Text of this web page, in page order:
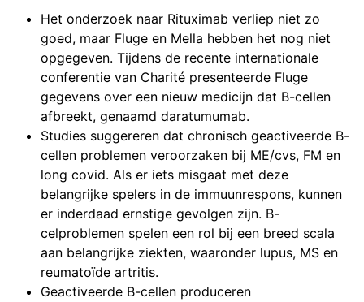
Het onderzoek naar Rituximab verliep niet zo
goed, maar Fluge en Mella hebben het nog niet
opgegeven. Tijdens de recente internationale
conferentie van Charité presenteerde Fluge
gegevens over een nieuw medicijn dat B-cellen
afbreekt, genaamd daratumumab.
Studies suggereren dat chronisch geactiveerde B-
cellen problemen veroorzaken bij ME/cvs, FM en
long covid. Als er iets misgaat met deze
belangrijke spelers in de immuunrespons, kunnen
er inderdaad ernstige gevolgen zijn. B-
celproblemen spelen een rol bij een breed scala
aan belangrijke ziekten, waaronder lupus, MS en
reumatoïde artritis.
Geactiveerde B-cellen produceren